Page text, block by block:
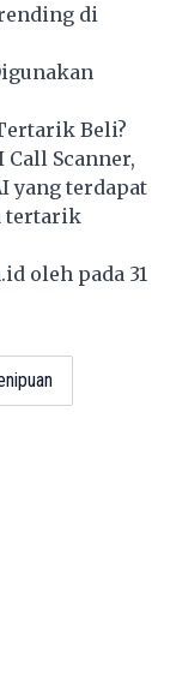
di
Beli?
Scanner,
yang terdapat
tertarik
oleh pada 31